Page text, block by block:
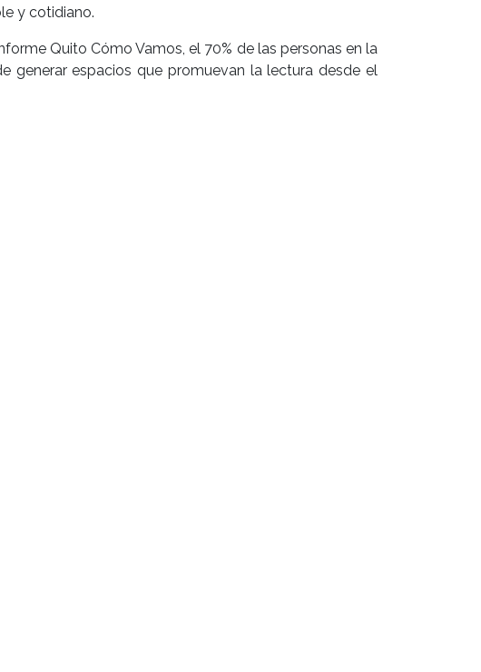
y cotidiano.
Quito Cómo Vamos, el 70% de las personas en la
generar espacios que promuevan la lectura desde el